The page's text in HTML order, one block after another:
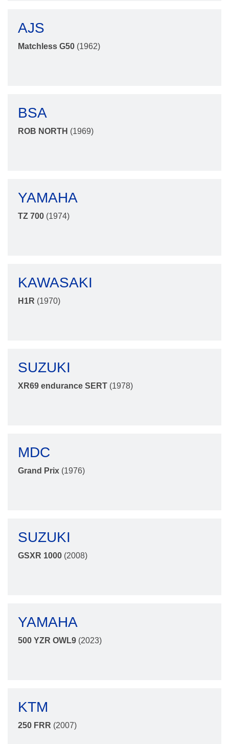
AJS
Matchless G50 (1962)
BSA
ROB NORTH (1969)
YAMAHA
TZ 700 (1974)
KAWASAKI
H1R (1970)
SUZUKI
XR69 endurance SERT (1978)
MDC
Grand Prix (1976)
SUZUKI
GSXR 1000 (2008)
YAMAHA
500 YZR OWL9 (2023)
KTM
250 FRR (2007)